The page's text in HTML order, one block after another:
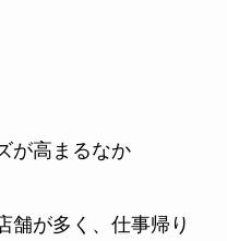
が高まるなか
舗が多く、仕事帰り